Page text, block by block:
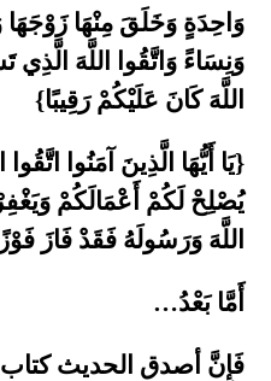
وَاحِدَةٍ وَخَلَقَ مِنْهَا زَوْجَهَا
وَنِسَاءً وَاتَّقُوا اللَّهَ الَّذِي
اللَّهَ كَانَ عَلَيْكُمْ رَقِيبًا}
{يَا أَيُّهَا الَّذِينَ آمَنُوا
يُصْلِحْ لَكُمْ أَعْمَالَكُمْ
اللَّهَ وَرَسُولَهُ فَقَدْ فَازَ
أَمَّا بَعْدُ…
فَإِنَّ أصدق الحديث كتاب